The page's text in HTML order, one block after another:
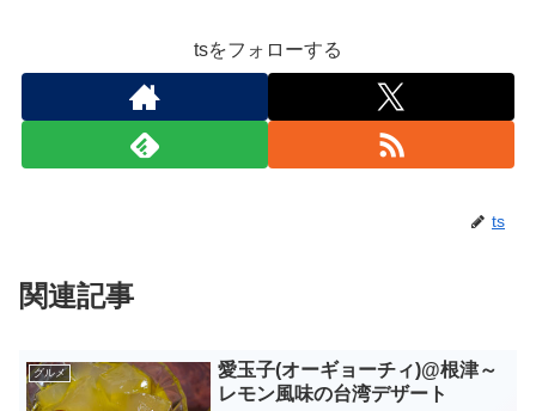
tsをフォローする
ts
関連記事
グルメ
愛玉子(オーギョーチィ)@根津～
レモン風味の台湾デザート